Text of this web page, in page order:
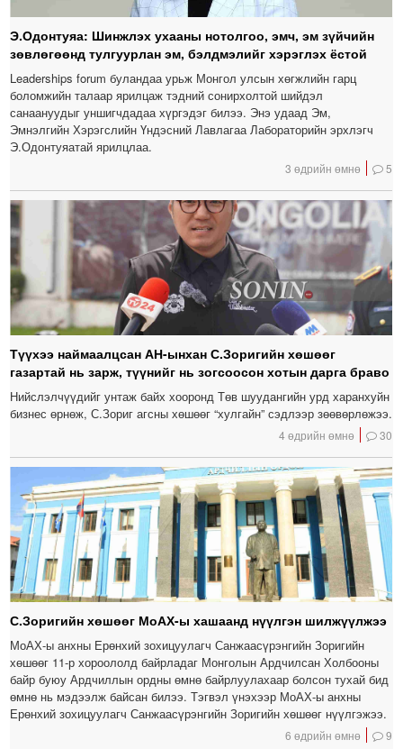
Э.Одонтуяа: Шинжлэх ухааны нотолгоо, эмч, эм зүйчийн
зөвлөгөөнд тулгуурлан эм, бэлдмэлийг хэрэглэх ёстой
Leaderships forum буландаа урьж Монгол улсын хөгжлийн гарц
боломжийн талаар ярилцаж тэдний сонирхолтой шийдэл
санаануудыг уншигчдадаа хүргэдэг билээ. Энэ удаад Эм,
Эмнэлгийн Хэрэгслийн Үндэсний Лавлагаа Лабораторийн эрхлэгч
Э.Одонтуяатай ярилцлаа.
3 өдрийн өмнө 5
Түүхээ наймаалцсан АН-ынхан С.Зоригийн хөшөөг
газартай нь зарж, түүнийг нь зогсоосон хотын дарга браво
Нийслэлчүүдийг унтаж байх хооронд Төв шуудангийн урд харанхуйн
бизнес өрнөж, С.Зориг агсны хөшөөг “хулгайн” сэдлээр зөөвөрлөжээ.
4 өдрийн өмнө 30
С.Зоригийн хөшөөг МоАХ-ы хашаанд нүүлгэн шилжүүлжээ
МоАХ-ы анхны Ерөнхий зохицуулагч Санжаасүрэнгийн Зоригийн
хөшөөг 11-р хороололд байрладаг Монголын Ардчилсан Холбооны
байр буюу Ардчиллын ордны өмнө байрлуулахаар болсон тухай бид
өмнө нь мэдээлж байсан билээ. Тэгвэл үнэхээр МоАХ-ы анхны
Ерөнхий зохицуулагч Санжаасүрэнгийн Зоригийн хөшөөг нүүлгэжээ.
6 өдрийн өмнө 9